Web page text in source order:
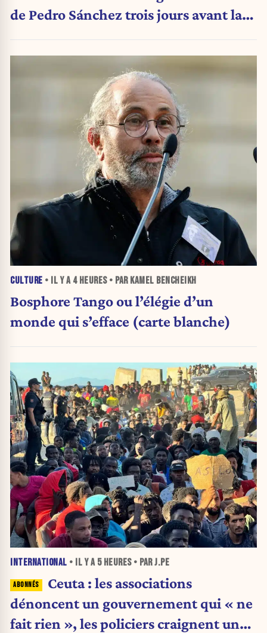
de Pedro Sánchez trois jours avant la
CULTURE • IL Y A 4 HEURES• PAR KAMEL BENCHEIKH
Bosphore Tango ou l’élégie d’un
monde qui s’efface (carte blanche)
INTERNATIONAL • IL Y A 5 HEURES• PAR J.PE
Ceuta : les associations
dénoncent un gouvernement qui « ne
fait rien », les policiers craignent une